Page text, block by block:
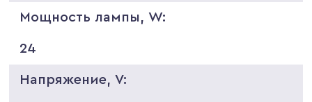
Мощность лампы, W:
24
Напряжение, V: